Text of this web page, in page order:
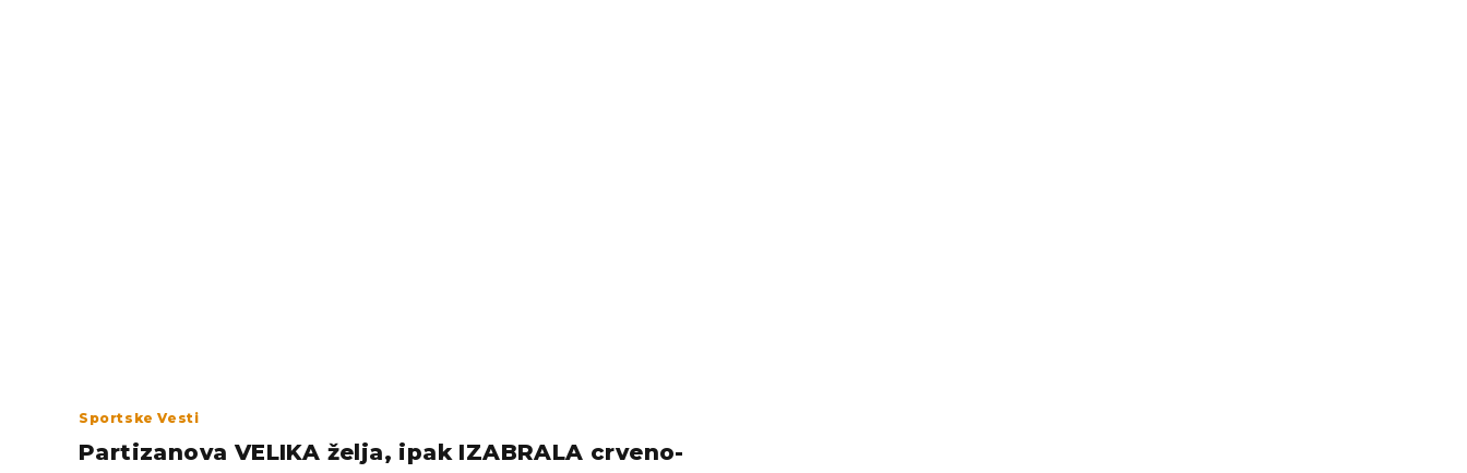
Sportske Vesti
Partizanova VELIKA želja, ipak IZABRALA crveno-